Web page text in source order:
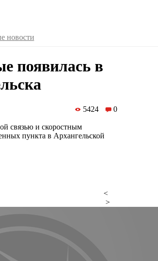
новости
появилась в
5424 0
связью и скоростным
пункта в Архангельской
<
>